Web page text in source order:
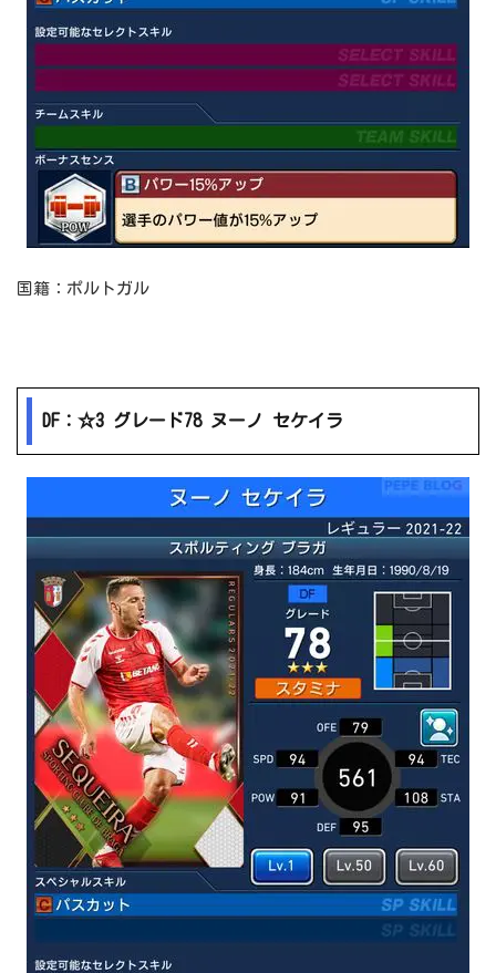
国籍：ポルトガル
DF：☆3 グレード78 ヌーノ セケイラ